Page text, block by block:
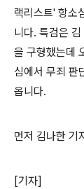
랙리스트' 항소
니다. 특검은
을 구형했는데
심에서 무죄 판
옵니다.
먼저 김나한 기
[기자]